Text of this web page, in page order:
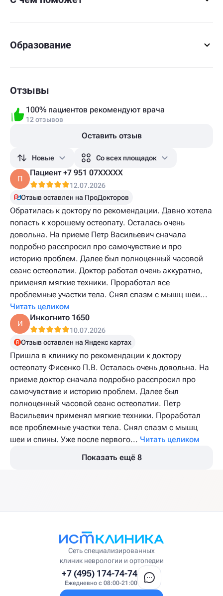
Образование
Отзывы
100% пациентов рекомендуют врача
12 отзывов
Оставить отзыв
Новые Со всех площадок
П
Пациент +7 951 07XXXXX
12.07.2026
Отзыв оставлен на ПроДокторов
Обратилась к доктору по рекомендации. Давно хотела
попасть к хорошему остеопату. Осталась очень
довольна. На приеме Петр Васильевич сначала
подробно расспросил про самочувствие и про
историю проблем. Далее был полноценный часовой
сеанс остеопатии. Доктор работал очень аккуратно,
применял мягкие техники. Проработал все
проблемные участки тела. Снял спазм с мышц шеи...
Читать целиком
И
Инкогнито 1650
10.07.2026
Отзыв оставлен на Яндекс картах
Пришла в клинику по рекомендации к доктору
остеопату Фисенко П.В. Осталась очень довольна. На
приеме доктор сначала подробно расспросил про
самочувствие и историю проблем. Далее был
полноценный часовой сеанс остеопатии. Петр
Васильевич применял мягкие техники. Проработал
все проблемные участки тела. Снял спазм с мышц
шеи и спины. Уже после первого... Читать целиком
Показать ещё 8
Сеть специализированных
клиник неврологии и ортопедии
+7 (495) 174-74-74
Ежедневно с 08:00-21:00